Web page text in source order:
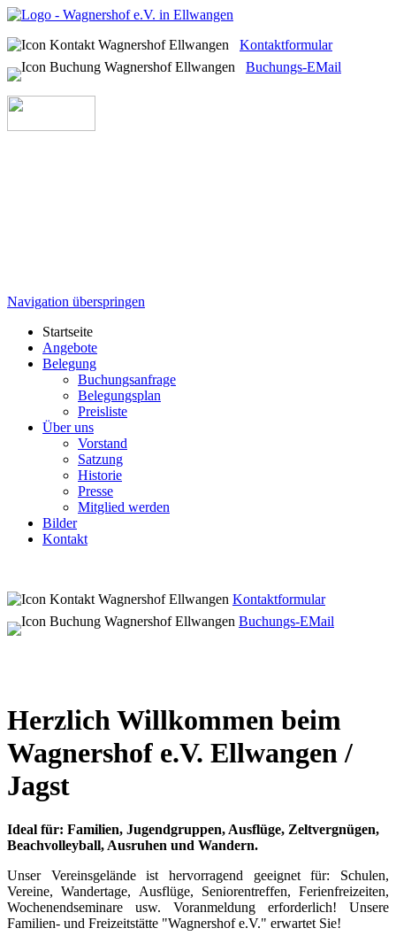
Kontaktformular
Buchungs-EMail
Navigation überspringen
Startseite
Angebote
Belegung
Buchungsanfrage
Belegungsplan
Preisliste
Über uns
Vorstand
Satzung
Historie
Presse
Mitglied werden
Bilder
Kontakt
Kontaktformular
Buchungs-EMail
Herzlich Willkommen beim
Wagnershof e.V. Ellwangen /
Jagst
Ideal für: Familien, Jugendgruppen, Ausflüge, Zeltvergnügen,
Beachvolleyball, Ausruhen und Wandern.
Unser Vereinsgelände ist hervorragend geeignet für: Schulen,
Vereine, Wandertage, Ausflüge, Seniorentreffen, Ferienfreizeiten,
Wochenendseminare usw. Voranmeldung erforderlich! Unsere
Familien- und Freizeitstätte "Wagnershof e.V." erwartet Sie!